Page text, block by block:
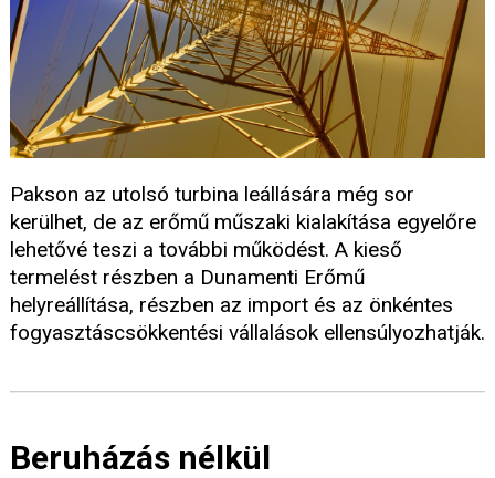
Pakson az utolsó turbina leállására még sor
kerülhet, de az erőmű műszaki kialakítása egyelőre
lehetővé teszi a további működést. A kieső
termelést részben a Dunamenti Erőmű
helyreállítása, részben az import és az önkéntes
fogyasztáscsökkentési vállalások ellensúlyozhatják.
Beruházás nélkül